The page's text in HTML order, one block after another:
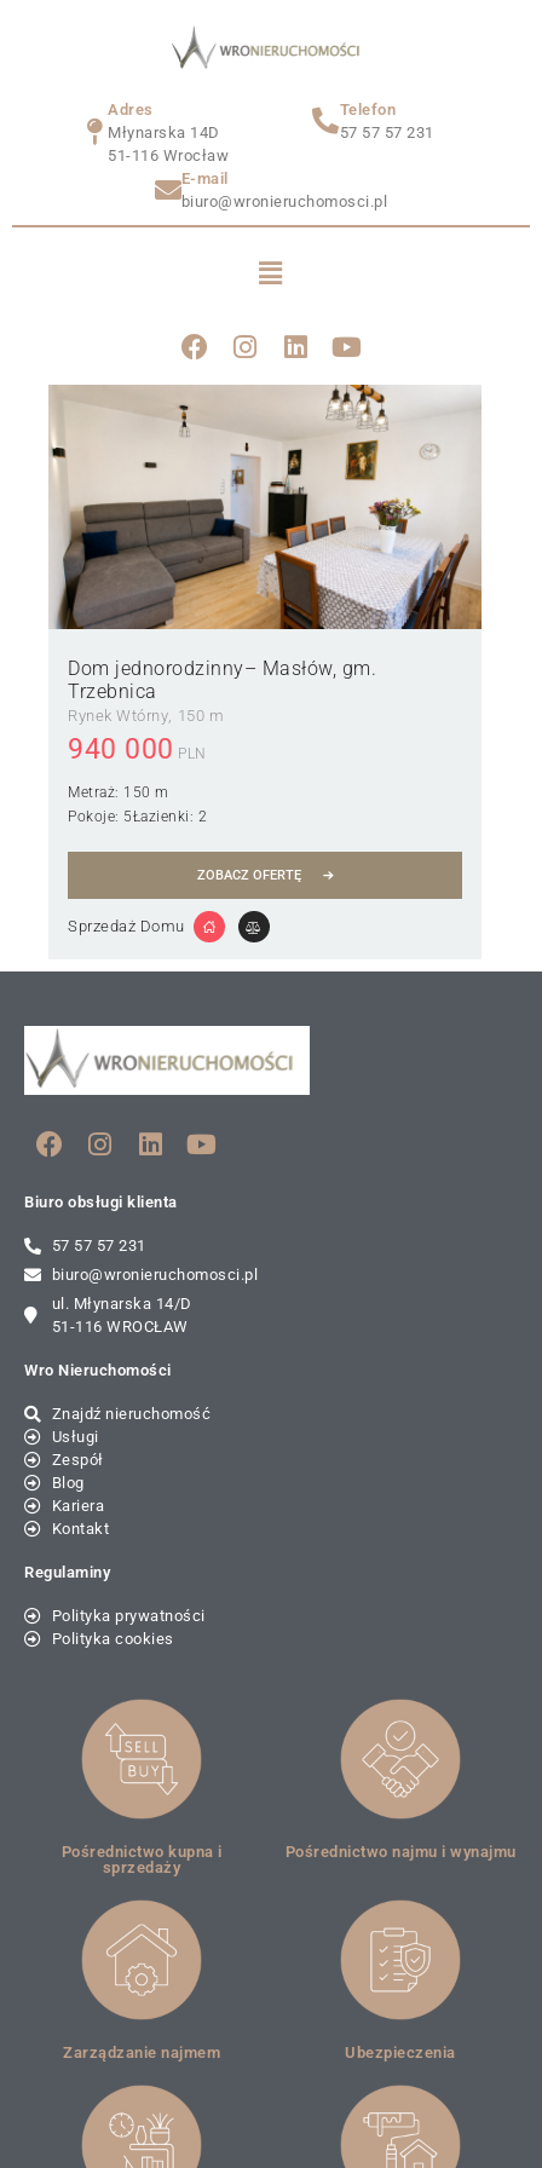
Adres
Młynarska 14D
51-116 Wrocław
Telefon
57 57 57 231
E-mail
biuro@wronieruchomosci.pl
Dom jednorodzinny– Masłów, gm.
Trzebnica
Rynek Wtórny 150 m
940 000 PLN
Metraż: 150 m
Pokoje: 5Łazienki: 2
ZOBACZ OFERTĘ
Sprzedaż Domu
Biuro obsługi klienta
57 57 57 231
biuro@wronieruchomosci.pl
ul. Młynarska 14/D
51-116 WROCŁAW
Wro Nieruchomości
Znajdź nieruchomość
Usługi
Zespół
Blog
Kariera
Kontakt
Regulaminy
Polityka prywatności
Polityka cookies
Pośrednictwo kupna i
sprzedaży
Pośrednictwo najmu i wynajmu
Zarządzanie najmem Ubezpieczenia